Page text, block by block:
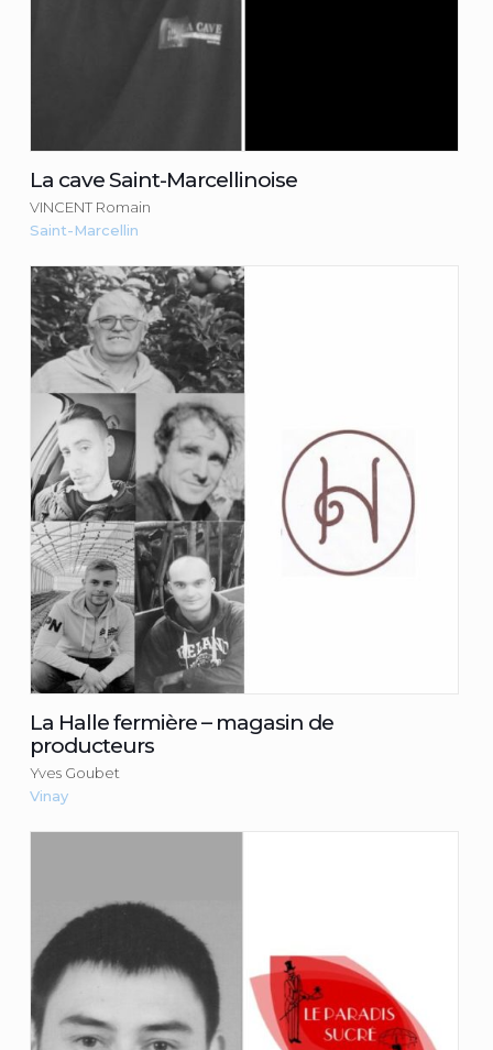
La cave Saint-Marcellinoise
VINCENT Romain
Saint-Marcellin
La Halle fermière – magasin de
producteurs
Yves Goubet
Consulter la fiche du commerçant
La Halle fermière – magasin de
producteurs
Yves Goubet
Vinay
TISSOT Nadège
Consulter la fiche du commerçant